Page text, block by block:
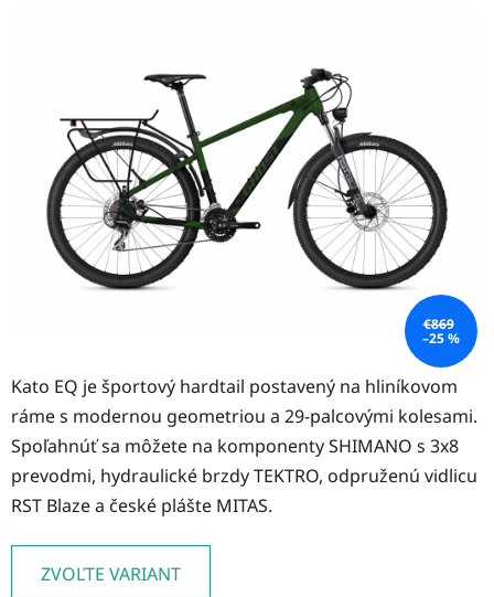
Kato EQ je športový hardtail postavený na hliníkovom
ráme s modernou geometriou a 29-palcovými kolesami.
Spoľahnúť sa môžete na komponenty SHIMANO s 3x8
prevodmi, hydraulické brzdy TEKTRO, odpruženú vidlicu
RST Blaze a české plášte MITAS.
ZVOĽTE VARIANT
hviezdičiek.
€869
–25 %